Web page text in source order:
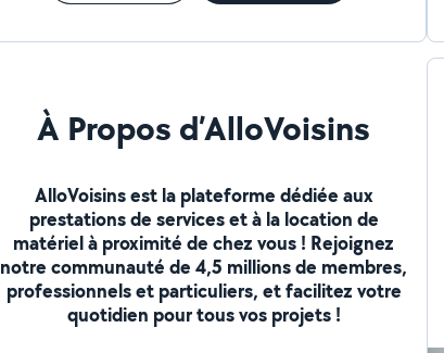
À Propos d’AlloVoisins
AlloVoisins est la plateforme dédiée aux
prestations de services et à la location de
matériel à proximité de chez vous ! Rejoignez
notre communauté de 4,5 millions de membres,
professionnels et particuliers, et facilitez votre
quotidien pour tous vos projets !